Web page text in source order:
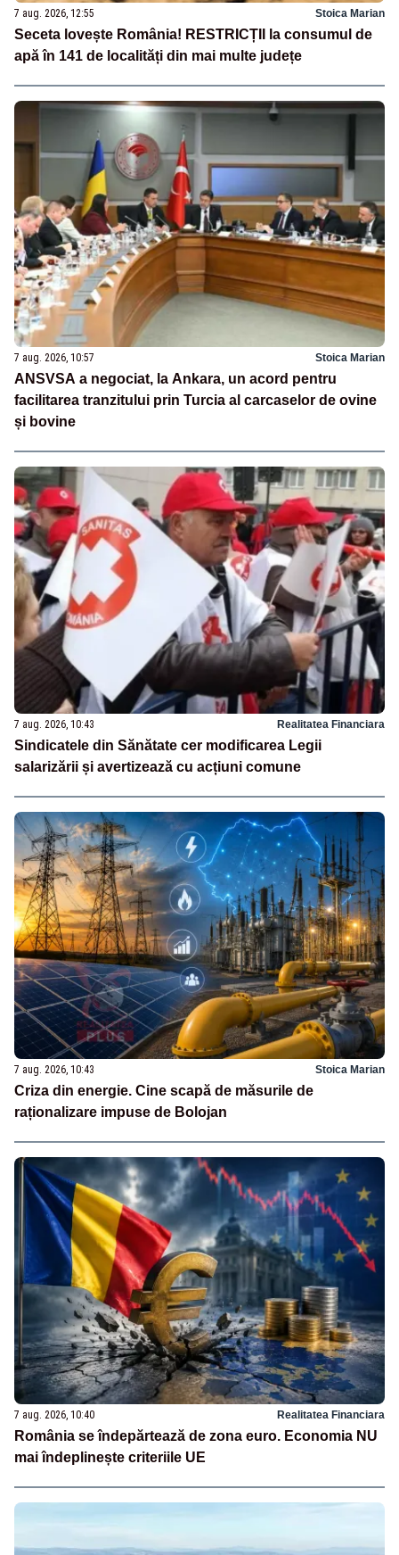
7 aug. 2026, 12:55 Stoica Marian
Seceta lovește România! RESTRICȚII la consumul de
apă în 141 de localități din mai multe județe
7 aug. 2026, 10:57 Stoica Marian
ANSVSA a negociat, la Ankara, un acord pentru
facilitarea tranzitului prin Turcia al carcaselor de ovine
și bovine
7 aug. 2026, 10:43 Realitatea Financiara
Sindicatele din Sănătate cer modificarea Legii
salarizării și avertizează cu acțiuni comune
7 aug. 2026, 10:43 Stoica Marian
Criza din energie. Cine scapă de măsurile de
raționalizare impuse de Bolojan
7 aug. 2026, 10:40 Realitatea Financiara
România se îndepărtează de zona euro. Economia NU
mai îndeplinește criteriile UE